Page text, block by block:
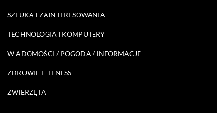
SZTUKA I ZAINTERESOWANIA
TECHNOLOGIA I KOMPUTERY
WIADOMOŚCI / POGODA / INFORMACJE
ZDROWIE I FITNESS
ZWIERZĘTA